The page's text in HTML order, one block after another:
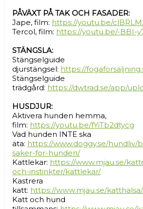
PÅVÄXT PÅ TAK OCH FASADER:
Jape, film: https://youtu.be/
Tercol, film: https://youtu.be/-BBI-
STÄNGSLA:
Stängselguide
djurstängsel: https://
Stängselguide
trädgård: https://dwtrad.se/app/
HUSDJUR:
Aktivera hunden hemma,
film: https://youtu.be/fYiTb2dtycg
Vad hunden INTE ska
äta: https://www.doggy.se/hundliv/
saker-for-hunden/
Kattlekar: https://www.mjau.se/
och-instinkter/kattlekar/
Kastrera
katt: https://www.mjau.se/
Katt och hund